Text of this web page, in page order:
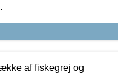
af fiskegrej og